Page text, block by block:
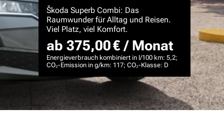
Škoda Superb Combi: Das
Raumwunder für Alltag und Reisen.
Viel Platz, viel Komfort.
ab 375,00 € / Monat
Energieverbrauch kombiniert in l/100 km: 5,2;
CO₂-Emission in g/km: 117; CO₂-Klasse: D